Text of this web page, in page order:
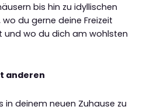
bis hin zu idyllischen
du gerne deine Freizeit
und wo du dich am wohlsten
anderen
in deinem neuen Zuhause zu